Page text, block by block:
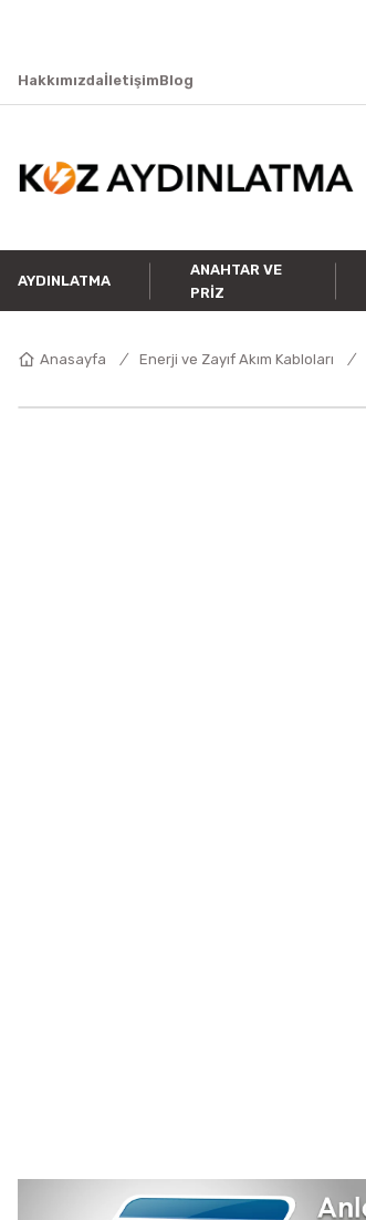
HakkımızdaİletişimBlog
AYDINLATMA
ANAHTAR VE
PRIZ
Anasayfa Enerji ve Zayıf Akım Kabloları